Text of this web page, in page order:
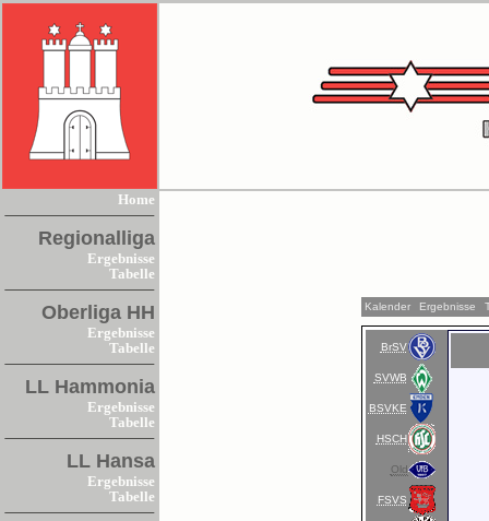
Home
Regionalliga
Ergebnisse
Tabelle
Oberliga HH
Ergebnisse
Tabelle
LL Hammonia
Ergebnisse
Tabelle
LL Hansa
Ergebnisse
Tabelle
Kalender Ergebnisse
BrSV
SVWB
BSVKE
HSCH
Old
FSVS